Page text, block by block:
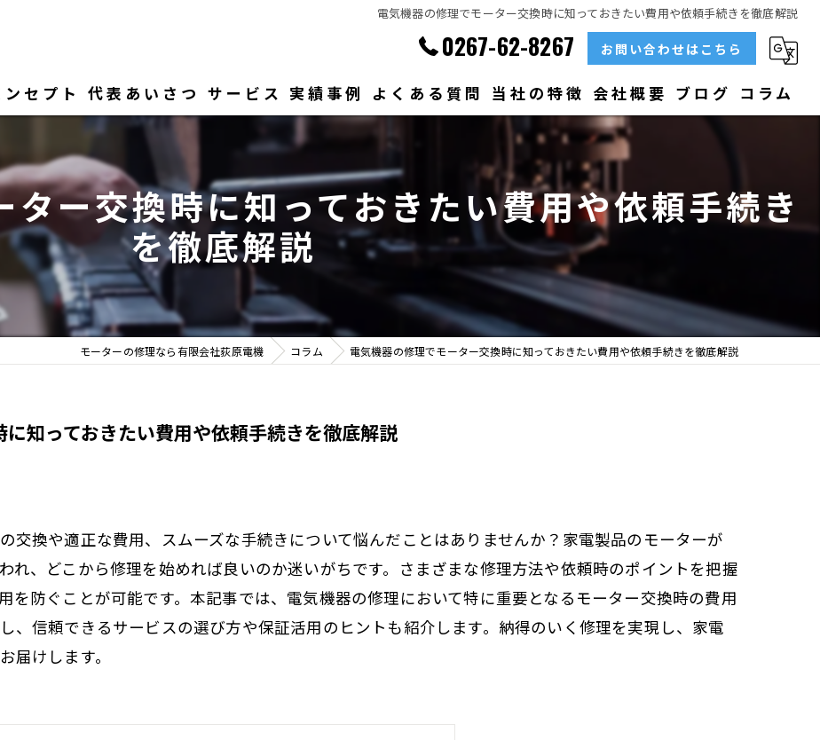
電気機器の修理でモーター交換時に知っておきたい費用や依頼手続きを徹底解説
0267-62-8267 お問い合わせはこちら
ンセプト 代表あいさつ サービス 実績事例 よくある質問 当社の特徴
ベアリング
大型
メンテナンス
販売
会社概要 ブログ コラム
ー交換時に知っておきたい費用や依頼手続き
を徹底解説
モーターの修理なら有限会社荻原電機 コラム 電気機器の修理でモーター交換時に知っておきたい費用や依頼手続きを徹底解説
知っておきたい費用や依頼手続きを徹底解説
交換や適正な費用、スムーズな手続きについて悩んだことはありませんか？家電製品のモーターが
れ、どこから修理を始めれば良いのか迷いがちです。さまざまな修理方法や依頼時のポイントを把握
を防ぐことが可能です。本記事では、電気機器の修理において特に重要となるモーター交換時の費用
、信頼できるサービスの選び方や保証活用のヒントも紹介します。納得のいく修理を実現し、家電
届けします。